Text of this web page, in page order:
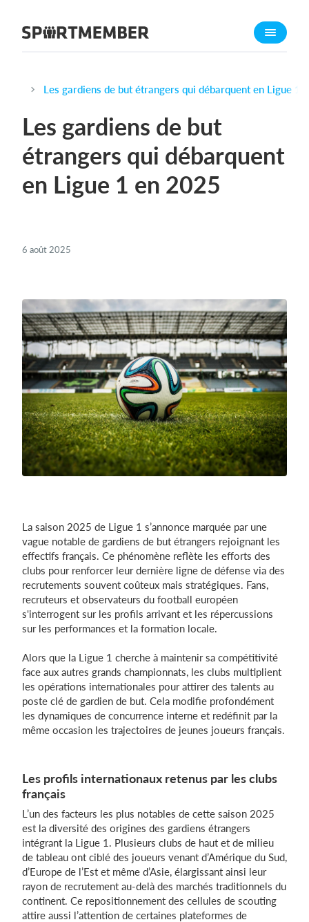
À propos de sportmember
Fonctionnalités
Calendrier sportif
Collecte de cotisations
Boutique en ligne
Français
Se connecter
Les gardiens de but étrangers qui débarquent en Ligue 1
Les gardiens de but
étrangers qui débarquent
en Ligue 1 en 2025
6 août 2025
La saison 2025 de Ligue 1 s’annonce marquée par une
vague notable de gardiens de but étrangers rejoignant les
effectifs français. Ce phénomène reflète les efforts des
clubs pour renforcer leur dernière ligne de défense via des
recrutements souvent coûteux mais stratégiques. Fans,
recruteurs et observateurs du football européen
s'interrogent sur les profils arrivant et les répercussions
sur les performances et la formation locale.
Alors que la Ligue 1 cherche à maintenir sa compétitivité
face aux autres grands championnats, les clubs multiplient
les opérations internationales pour attirer des talents au
poste clé de gardien de but. Cela modifie profondément
les dynamiques de concurrence interne et redéfinit par la
même occasion les trajectoires de jeunes joueurs français.
Les profils internationaux retenus par les clubs
français
L’un des facteurs les plus notables de cette saison 2025
est la diversité des origines des gardiens étrangers
intégrant la Ligue 1. Plusieurs clubs de haut et de milieu
de tableau ont ciblé des joueurs venant d’Amérique du Sud,
d’Europe de l’Est et même d’Asie, élargissant ainsi leur
rayon de recrutement au-delà des marchés traditionnels du
continent. Ce repositionnement des cellules de scouting
attire aussi l’attention de certaines plateformes de